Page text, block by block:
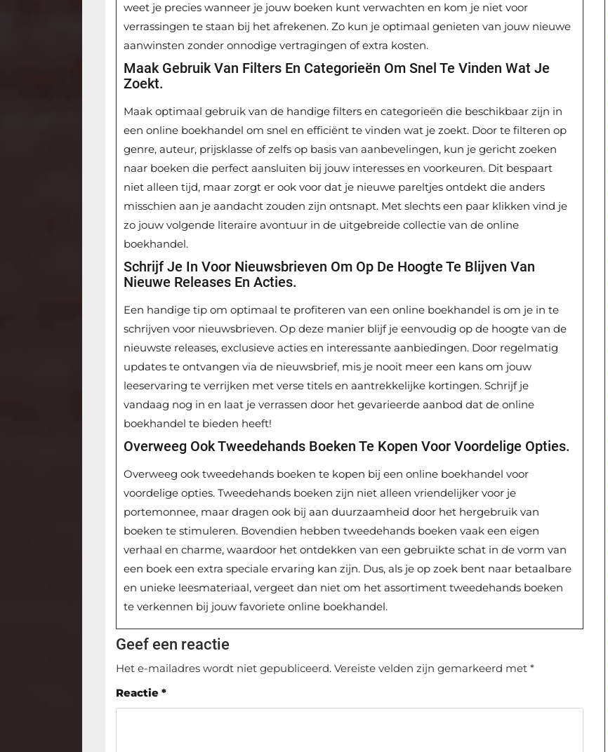
weet je precies wanneer je jouw boeken kunt verwachten en kom je niet voor
verrassingen te staan bij het afrekenen. Zo kun je optimaal genieten van jouw nieuwe
aanwinsten zonder onnodige vertragingen of extra kosten.
Maak Gebruik Van Filters En Categorieën Om Snel Te Vinden Wat Je
Zoekt.
Maak optimaal gebruik van de handige filters en categorieën die beschikbaar zijn in
een online boekhandel om snel en efficiënt te vinden wat je zoekt. Door te filteren op
genre, auteur, prijsklasse of zelfs op basis van aanbevelingen, kun je gericht zoeken
naar boeken die perfect aansluiten bij jouw interesses en voorkeuren. Dit bespaart
niet alleen tijd, maar zorgt er ook voor dat je nieuwe pareltjes ontdekt die anders
misschien aan je aandacht zouden zijn ontsnapt. Met slechts een paar klikken vind je
zo jouw volgende literaire avontuur in de uitgebreide collectie van de online
boekhandel.
Schrijf Je In Voor Nieuwsbrieven Om Op De Hoogte Te Blijven Van
Nieuwe Releases En Acties.
Een handige tip om optimaal te profiteren van een online boekhandel is om je in te
schrijven voor nieuwsbrieven. Op deze manier blijf je eenvoudig op de hoogte van de
nieuwste releases, exclusieve acties en interessante aanbiedingen. Door regelmatig
updates te ontvangen via de nieuwsbrief, mis je nooit meer een kans om jouw
leeservaring te verrijken met verse titels en aantrekkelijke kortingen. Schrijf je
vandaag nog in en laat je verrassen door het gevarieerde aanbod dat de online
boekhandel te bieden heeft!
Overweeg Ook Tweedehands Boeken Te Kopen Voor Voordelige Opties.
Overweeg ook tweedehands boeken te kopen bij een online boekhandel voor
voordelige opties. Tweedehands boeken zijn niet alleen vriendelijker voor je
portemonnee, maar dragen ook bij aan duurzaamheid door het hergebruik van
boeken te stimuleren. Bovendien hebben tweedehands boeken vaak een eigen
verhaal en charme, waardoor het ontdekken van een gebruikte schat in de vorm van
een boek een extra speciale ervaring kan zijn. Dus, als je op zoek bent naar betaalbare
en unieke leesmateriaal, vergeet dan niet om het assortiment tweedehands boeken
te verkennen bij jouw favoriete online boekhandel.
Geef een reactie
Het e-mailadres wordt niet gepubliceerd. Vereiste velden zijn gemarkeerd met*
Reactie*